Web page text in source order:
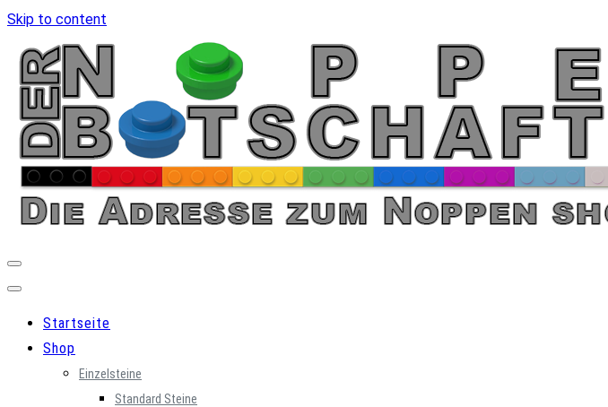
Skip to content
Startseite
Shop
Einzelsteine
Standard Steine